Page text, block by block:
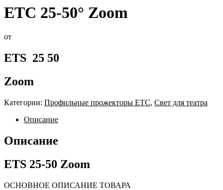
ETC 25-50° Zoom
от
ETS 25 50
Zoom
Категории: Профильные прожекторы ETC, Свет для театра
Описание
Описание
ETS 25-50 Zoom
ОСНОВНОЕ ОПИСАНИЕ ТОВАРА